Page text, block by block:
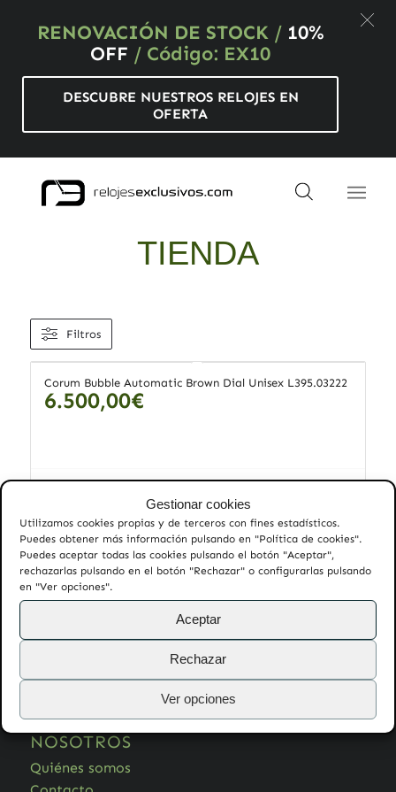
RENOVACIÓN DE STOCK/ 10%
OFF / Código: EX10
DESCUBRE NUESTROS RELOJES EN
OFERTA
Gestionar cookies
Utilizamos cookies propias y de terceros con fines estadísticos.
Puedes obtener más información pulsando en "Política de cookies".
Puedes aceptar todas las cookies pulsando el botón "Aceptar",
rechazarlas pulsando en el botón "Rechazar" o configurarlas pulsando
en "Ver opciones".
Aceptar
Rechazar
Ver opciones
TIENDA
Filtros
Corum Bubble Automatic Brown Dial Unisex L395.03222
6.500,00€
Preguntas frecuentes
Devoluciones
NOSOTROS
Quiénes somos